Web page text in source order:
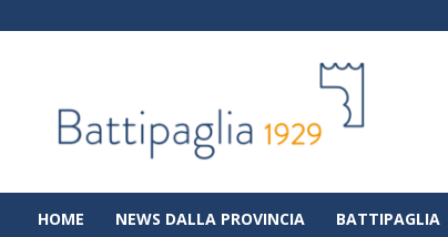
|
Notizie
dalla
città
di
HOME NEWS DALLA PROVINCIA BATTIPAGLIA